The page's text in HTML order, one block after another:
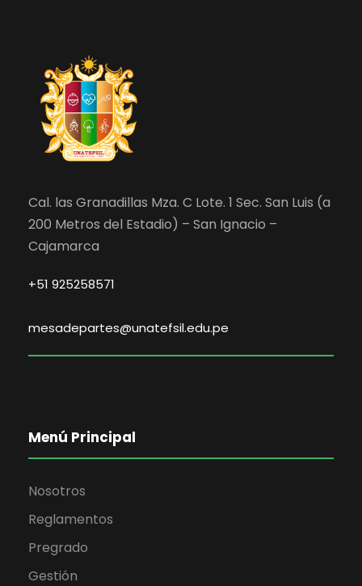
Cal. las Granadillas Mza. C Lote. 1 Sec. San Luis (a
200 Metros del Estadio) – San Ignacio –
Cajamarca
+51 925258571
mesadepartes@unatefsil.edu.pe
Menú Principal
Nosotros
Reglamentos
Pregrado
Gestión